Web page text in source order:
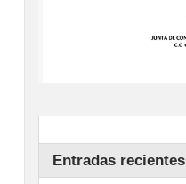
Entradas recientes